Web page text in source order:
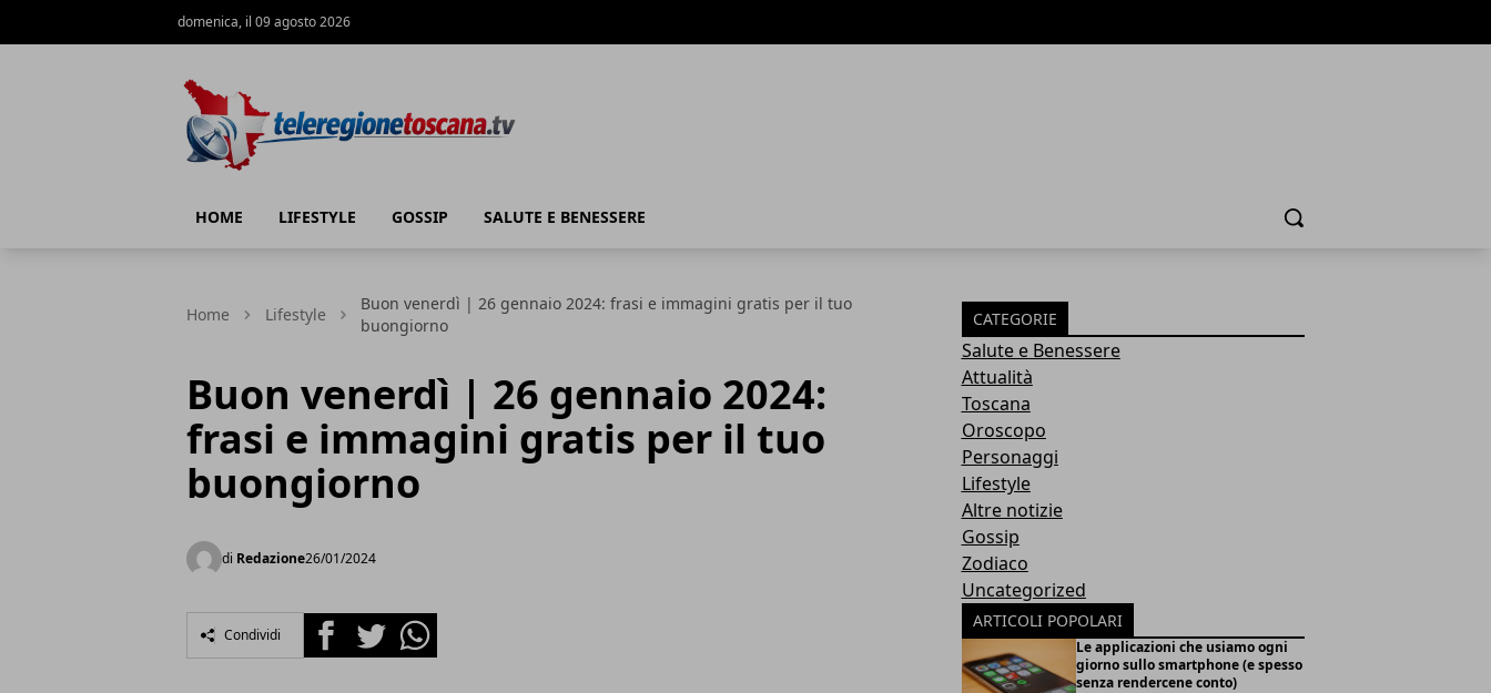
domenica, il 09 agosto 2026
HOME LIFESTYLE GOSSIP SALUTE E BENESSERE Cerca
Home Lifestyle
Buon venerdì | 26 gennaio 2024: frasi e immagini gratis per il tuo
buongiorno
Buon venerdì | 26 gennaio 2024:
frasi e immagini gratis per il tuo
buongiorno
di Redazione26/01/2024
Condividi FacebookTwitterWhatsapp
CATEGORIE
Salute e Benessere
Attualità
Toscana
Oroscopo
Personaggi
Lifestyle
Altre notizie
Gossip
Zodiaco
Uncategorized
ARTICOLI POPOLARI
Le applicazioni che usiamo ogni
giorno sullo smartphone (e spesso
senza rendercene conto)